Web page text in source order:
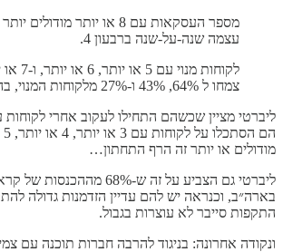
מספר העסקאות עם 8 או יותר
עצמה שנה-על-שנה ברבעון 4.
לקוחות
צמחו ל 64%, 43% ו-27% מלקוחות המנוי, בהתאמה.
ליברטי מציין שכשהם התחילו לעקוב אחרי
מודולים או יותר זה הרף התחתון…
ליברטי גם הצביע על זה ש-68%
בארה״ב, וכנראה יש להם עדיין הזדמנות גדולה
התקפות סייבר לא עוצרות בגבול.
ונקודה אחרונה: בניגוד להרבה חברות תוכנה עם